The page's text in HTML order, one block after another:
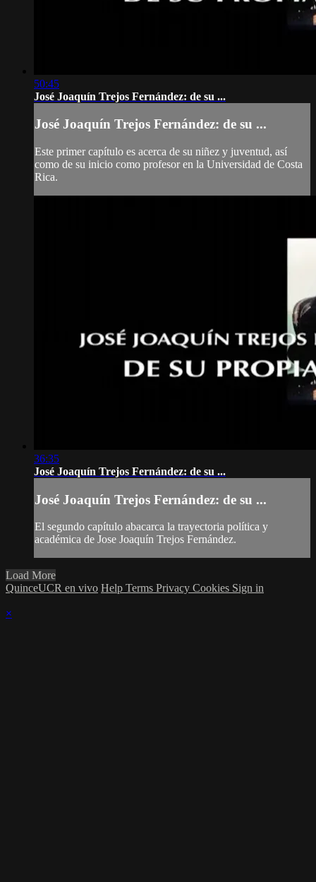
50:45
José Joaquín Trejos Fernández: de su ...
José Joaquín Trejos Fernández: de su ...
Este primer capítulo es acerca de su niñez y juventud, así
como de su inicio como profesor en la Universidad de Costa
Rica.
36:35
José Joaquín Trejos Fernández: de su ...
José Joaquín Trejos Fernández: de su ...
El segundo capítulo abacarca la trayectoria política y
académica de Jose Joaquín Trejos Fernández.
Load More
QuinceUCR en vivo Help Terms Privacy Cookies Sign in
×